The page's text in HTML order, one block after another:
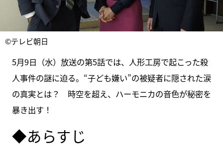
©テレビ朝日
5月9日（水）放送の第5話では、人形工房で起こった殺
人事件の謎に迫る。“子ども嫌い”の被疑者に隠された涙
の真実とは？ 時空を超え、ハーモニカの音色が秘密を
暴き出す！
◆あらすじ